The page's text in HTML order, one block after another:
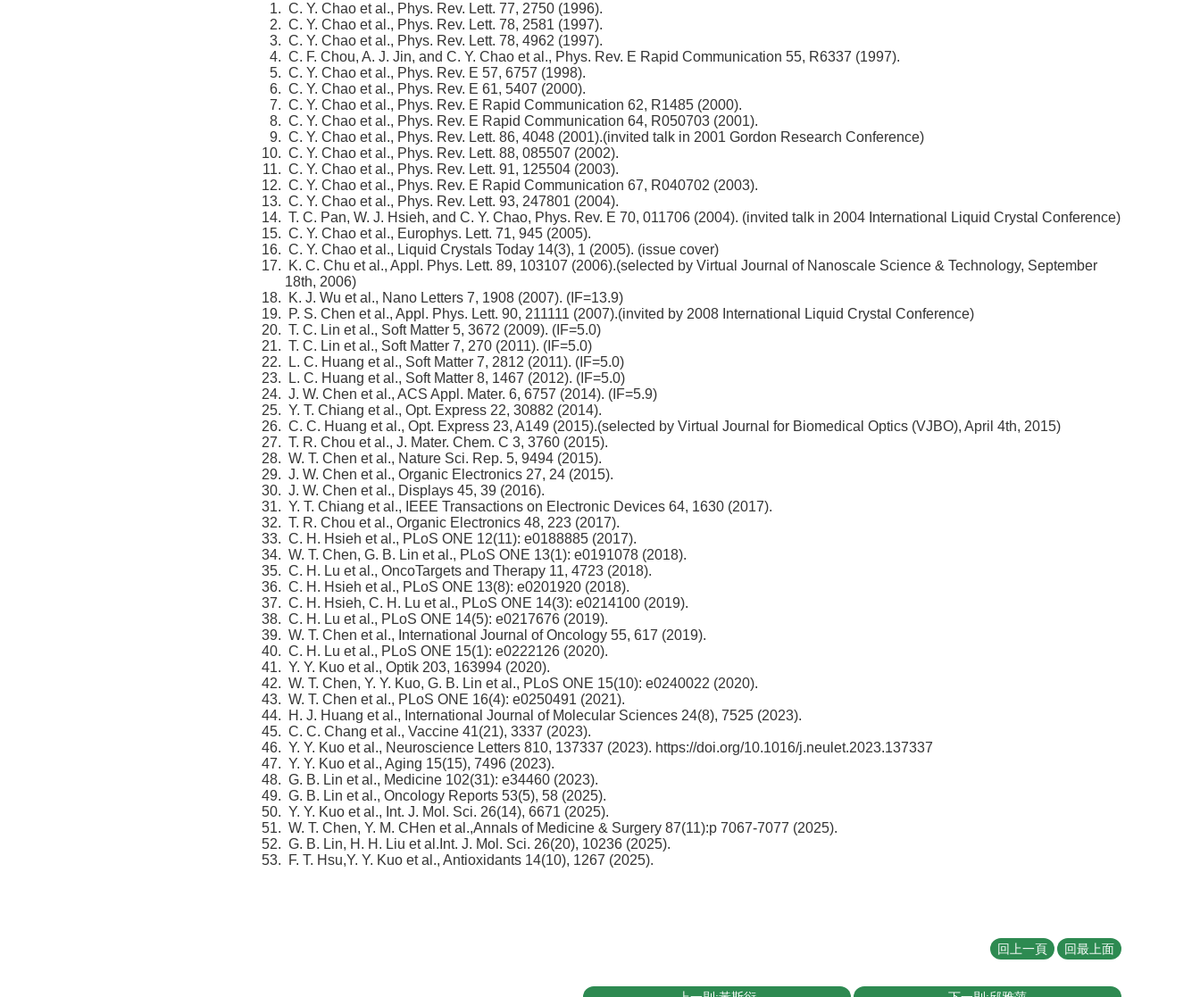
C. Y. Chao et al., Phys. Rev. Lett. 77, 2750 (1996).
C. Y. Chao et al., Phys. Rev. Lett. 78, 2581 (1997).
C. Y. Chao et al., Phys. Rev. Lett. 78, 4962 (1997).
C. F. Chou, A. J. Jin, and C. Y. Chao et al., Phys. Rev. E Rapid Communication 55, R6337 (1997).
C. Y. Chao et al., Phys. Rev. E 57, 6757 (1998).
C. Y. Chao et al., Phys. Rev. E 61, 5407 (2000).
C. Y. Chao et al., Phys. Rev. E Rapid Communication 62, R1485 (2000).
C. Y. Chao et al., Phys. Rev. E Rapid Communication 64, R050703 (2001).
C. Y. Chao et al., Phys. Rev. Lett. 86, 4048 (2001).(invited talk in 2001 Gordon Research Conference)
C. Y. Chao et al., Phys. Rev. Lett. 88, 085507 (2002).
C. Y. Chao et al., Phys. Rev. Lett. 91, 125504 (2003).
C. Y. Chao et al., Phys. Rev. E Rapid Communication 67, R040702 (2003).
C. Y. Chao et al., Phys. Rev. Lett. 93, 247801 (2004).
T. C. Pan, W. J. Hsieh, and C. Y. Chao, Phys. Rev. E 70, 011706 (2004). (invited talk in 2004 International Liquid Crystal Conference)
C. Y. Chao et al., Europhys. Lett. 71, 945 (2005).
C. Y. Chao et al., Liquid Crystals Today 14(3), 1 (2005). (issue cover)
K. C. Chu et al., Appl. Phys. Lett. 89, 103107 (2006).(selected by Virtual Journal of Nanoscale Science & Technology, September
18th, 2006)
K. J. Wu et al., Nano Letters 7, 1908 (2007). (IF=13.9)
P. S. Chen et al., Appl. Phys. Lett. 90, 211111 (2007).(invited by 2008 International Liquid Crystal Conference)
T. C. Lin et al., Soft Matter 5, 3672 (2009). (IF=5.0)
T. C. Lin et al., Soft Matter 7, 270 (2011). (IF=5.0)
L. C. Huang et al., Soft Matter 7, 2812 (2011). (IF=5.0)
L. C. Huang et al., Soft Matter 8, 1467 (2012). (IF=5.0)
J. W. Chen et al., ACS Appl. Mater. 6, 6757 (2014). (IF=5.9)
Y. T. Chiang et al., Opt. Express 22, 30882 (2014).
C. C. Huang et al., Opt. Express 23, A149 (2015).(selected by Virtual Journal for Biomedical Optics (VJBO), April 4th, 2015)
T. R. Chou et al., J. Mater. Chem. C 3, 3760 (2015).
W. T. Chen et al., Nature Sci. Rep. 5, 9494 (2015).
J. W. Chen et al., Organic Electronics 27, 24 (2015).
J. W. Chen et al., Displays 45, 39 (2016).
Y. T. Chiang et al., IEEE Transactions on Electronic Devices 64, 1630 (2017).
T. R. Chou et al., Organic Electronics 48, 223 (2017).
C. H. Hsieh et al., PLoS ONE 12(11): e0188885 (2017).
W. T. Chen, G. B. Lin et al., PLoS ONE 13(1): e0191078 (2018).
C. H. Lu et al., OncoTargets and Therapy 11, 4723 (2018).
C. H. Hsieh et al., PLoS ONE 13(8): e0201920 (2018).
C. H. Hsieh, C. H. Lu et al., PLoS ONE 14(3): e0214100 (2019).
C. H. Lu et al., PLoS ONE 14(5): e0217676 (2019).
W. T. Chen et al., International Journal of Oncology 55, 617 (2019).
C. H. Lu et al., PLoS ONE 15(1): e0222126 (2020).
Y. Y. Kuo et al., Optik 203, 163994 (2020).
W. T. Chen, Y. Y. Kuo, G. B. Lin et al., PLoS ONE 15(10): e0240022 (2020).
W. T. Chen et al., PLoS ONE 16(4): e0250491 (2021).
H. J. Huang et al., International Journal of Molecular Sciences 24(8), 7525 (2023).
C. C. Chang et al., Vaccine 41(21), 3337 (2023).
Y. Y. Kuo et al., Neuroscience Letters 810, 137337 (2023). https://doi.org/10.1016/j.neulet.2023.137337
Y. Y. Kuo et al., Aging 15(15), 7496 (2023).
G. B. Lin et al., Medicine 102(31): e34460 (2023).
G. B. Lin et al., Oncology Reports 53(5), 58 (2025).
Y. Y. Kuo et al., Int. J. Mol. Sci. 26(14), 6671 (2025).
W. T. Chen, Y. M. CHen et al.,Annals of Medicine & Surgery 87(11):p 7067-7077 (2025).
G. B. Lin, H. H. Liu et al.Int. J. Mol. Sci. 26(20), 10236 (2025).
F. T. Hsu,Y. Y. Kuo et al., Antioxidants 14(10), 1267 (2025).
回上一頁 回最上面